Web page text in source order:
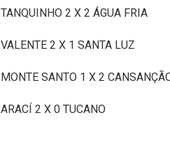
TANQUINHO 2 X 2 ÁGUA FRIA
VALENTE 2 X 1 SANTA LUZ
MONTE SANTO 1 X 2
ARACÍ 2 X 0 TUCANO